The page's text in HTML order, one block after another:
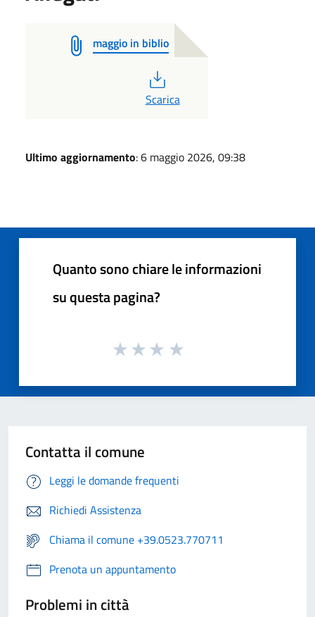
maggio in biblio
PDF
Scarica
Ultimo aggiornamento: 6 maggio 2026, 09:38
Quanto sono chiare le informazioni
su questa pagina?
Contatta il comune
Leggi le domande frequenti
Richiedi Assistenza
Chiama il comune +39.0523.770711
Prenota un appuntamento
Problemi in città